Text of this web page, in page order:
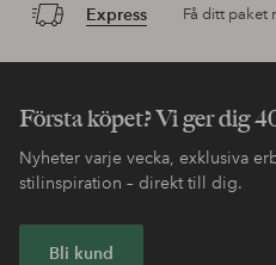
Express Få ditt
Första köpet? Vi ger dig
Nyheter varje vecka, exklusiva
stilinspiration – direkt till dig.
Bli kund